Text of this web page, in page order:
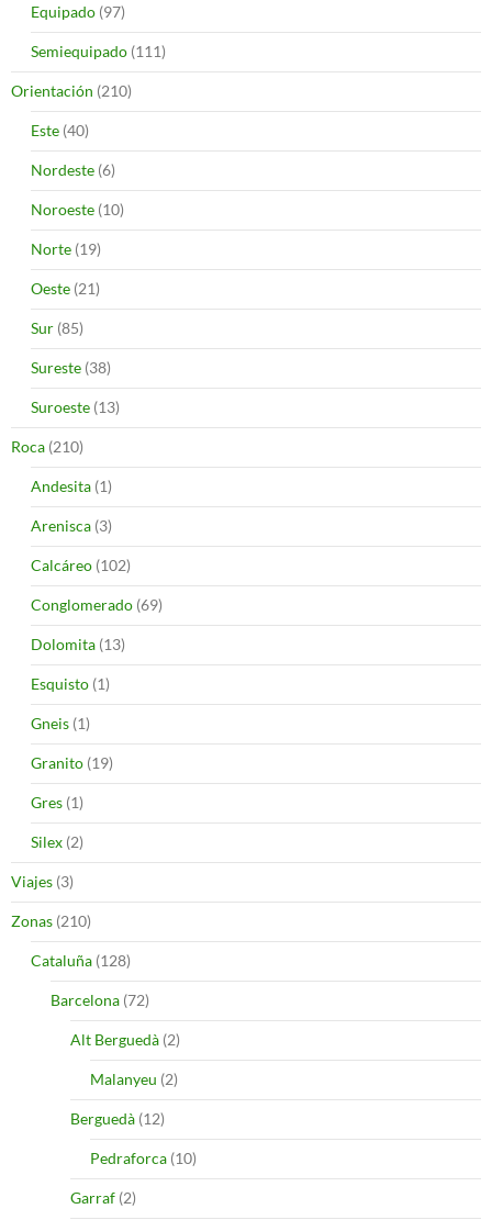
Equipado (97)
Semiequipado (111)
Orientación (210)
Este (40)
Nordeste (6)
Noroeste (10)
Norte (19)
Oeste (21)
Sur (85)
Sureste (38)
Suroeste (13)
Roca (210)
Andesita (1)
Arenisca (3)
Calcáreo (102)
Conglomerado (69)
Dolomita (13)
Esquisto (1)
Gneis (1)
Granito (19)
Gres (1)
Silex (2)
Viajes (3)
Zonas (210)
Cataluña (128)
Barcelona (72)
Alt Berguedà (2)
Malanyeu (2)
Berguedà (12)
Pedraforca (10)
Garraf (2)